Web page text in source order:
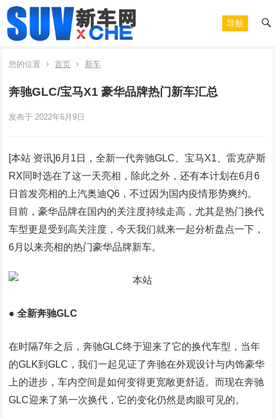
导航
您的位置 首页 新车
奔驰GLC/宝马X1 豪华品牌热门新车汇总
发布于 2022年6月9日
[本站 资讯]6月1日，全新一代奔驰GLC、宝马X1、雷克萨斯
RX同时选在了这一天亮相，除此之外，还有本计划在6月6
日首发亮相的上汽奥迪Q6，不过因为国内疫情形势爽约。
目前，豪华品牌在国内的关注度持续走高，尤其是热门换代
车型更是受到高关注度，今天我们就来一起分析盘点一下，
6月以来亮相的热门豪华品牌新车。
● 全新奔驰GLC
在时隔7年之后，奔驰GLC终于迎来了它的换代车型，当年
的GLK到GLC，我们一起见证了奔驰在外观设计与内饰豪华
上的进步，车内空间是如何变得更宽敞更舒适。而现在奔驰
GLC迎来了第一次换代，它的变化仍然是肉眼可见的。